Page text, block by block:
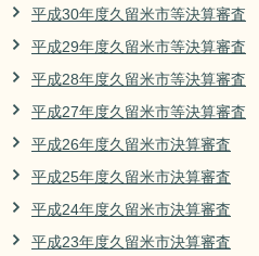
RSS
サイトについて
閉じる
平成30年度久留米市等決算審査
平成29年度久留米市等決算審査
平成28年度久留米市等決算審査
平成27年度久留米市等決算審査
平成26年度久留米市決算審査
平成25年度久留米市決算審査
平成24年度久留米市決算審査
平成23年度久留米市決算審査